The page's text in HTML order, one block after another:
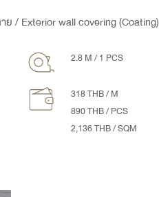
ย / Exterior wall covering (Coating)
2.8 M / 1 PCS
318 THB / M
890 THB / PCS
2,136 THB / SQM